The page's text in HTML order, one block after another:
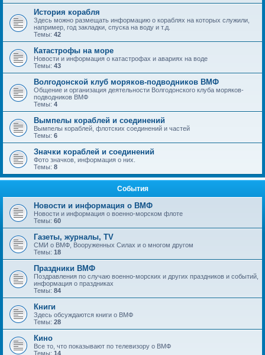
История корабля
Здесь можно размещать информацию о кораблях на которых служили,
например, год закладки, спуска на воду и т.д.
Темы: 42
Катастрофы на море
Новости и информация о катастрофах и авариях на воде
Темы: 43
Волгодонской клуб моряков-подводников ВМФ
Общение и организация деятельности Волгодонского клуба моряков-
подводников ВМФ
Темы: 4
Вымпелы кораблей и соединений
Вымпелы кораблей, флотских соединений и частей
Темы: 6
Значки кораблей и соединений
Фото значков, информация о них.
Темы: 8
События
Новости и информация о ВМФ
Новости и информация о военно-морском флоте
Темы: 60
Газеты, журналы, TV
СМИ о ВМФ, Вооруженных Силах и о многом другом
Темы: 18
Праздники ВМФ
Поздравления по случаю военно-морских и других праздников и событий,
информация о праздниках
Темы: 84
Книги
Здесь обсуждаются книги о ВМФ
Темы: 28
Кино
Все то, что показывают по телевизору о ВМФ
Темы: 14